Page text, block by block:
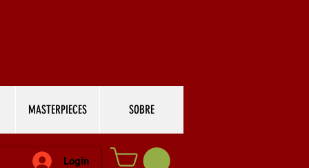
MASTERPIECES SOBRE
Login